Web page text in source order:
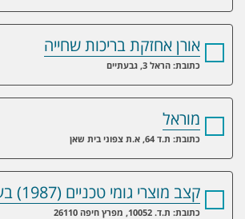
אורן אחזקת בריכות שחייה
כתובת: הראל 3, גבעתיים
מוראל
כתובת: ת.ד 64, א.ת צפוני בית שאן
קצב מוצרי גומי טכניים (1987) בע"מ
כתובת: ת.ד. 10052, מפרץ חיפה 26110